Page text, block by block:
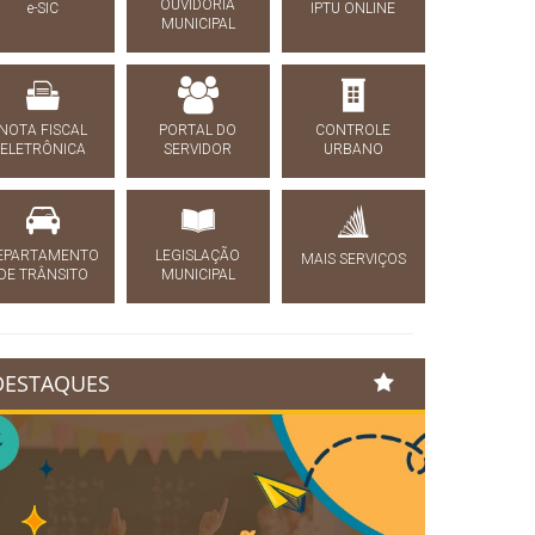
e-SIC
OUVIDORIA
MUNICIPAL
IPTU ONLINE
FISCAL
ELETRÔNICA
PORTAL DO
SERVIDOR
CONTROLE
URBANO
TRÂNSITO
LEGISLAÇÃO
MUNICIPAL
MAIS SERVIÇOS